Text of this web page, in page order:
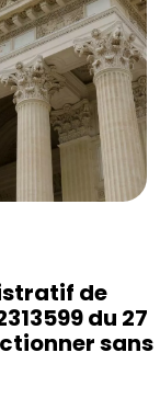
de
du 27
sans